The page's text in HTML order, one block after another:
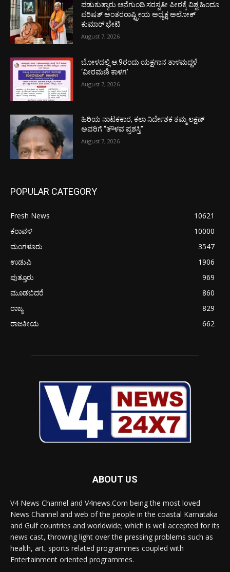
ಪಡುಕುತ್ಯಾರು ಆನೆಗುಂದಿ ಸರಸ್ವತೀ ಪೀಠಕ್ಕೆ ವಿಶ್ವ ಹಿಂದೂ
ಪರಿಷತ್ ಅಂತರರಾಷ್ಟ್ರೀಯ ಅಧ್ಯಕ್ಷ ಅಲೋಕ್
ಕುಮಾರ್ ಭೇಟಿ
August 7, 2026
ಬೋಳದಲ್ಲಿ ಆ.9ರಂದು ಯಕ್ಷಗಾನ ತಾಳಮದ್ದಳೆ
‘ವೀರಮಣಿ ಕಾಳಗ’
August 7, 2026
ಹಿರಿಯ ನಾಟಕಕಾರ, ಕಲಾ ನಿರ್ದೇಶಕ ತಮ್ಮ ಲಕ್ಷಣ್
ಅವರಿಗೆ “ತೌಳವ ಪ್ರಶಸ್ತಿ”
August 7, 2026
POPULAR CATEGORY
Fresh News
10621
ಕರಾವಳಿ
10000
ಮಂಗಳೂರು
3547
ಉಡುಪಿ
1906
ಪುತ್ತೂರು
969
ಮೂಡಬಿದರೆ
860
ರಾಜ್ಯ
829
ರಾಜಕೀಯ
662
ABOUT US
V4 News Channel and V4news.Com being the most loved
News Channel and web of the people in the coastal Karnataka
and Gulf countries and worldwide; which is well accepted for its
news cast, throwing light over the pressing problems such as
health, art, sports related programmes coupled with
Entertainment oriented programmes.